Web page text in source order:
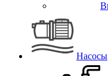
Насосы